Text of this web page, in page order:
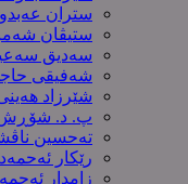
ستران
ستیڤان
سەدیق
شه‌فیقی
شێرزاد
پ. د. شۆڕش
تەحسین
رێکار ئەحمەد
زامدار